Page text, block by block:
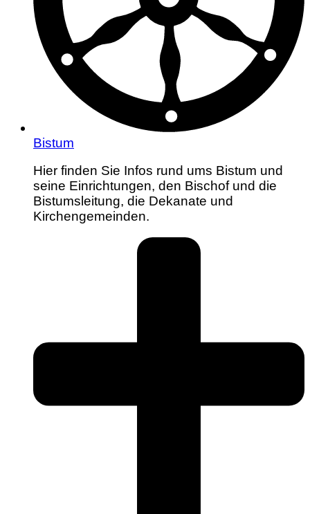
Bistum
Hier finden Sie Infos rund ums Bistum und
seine Einrichtungen, den Bischof und die
Bistumsleitung, die Dekanate und
Kirchengemeinden.